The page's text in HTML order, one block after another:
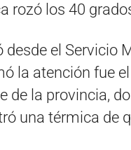
rozó los 40
desde el Servicio
la atención fue
de la provincia,
una térmica de